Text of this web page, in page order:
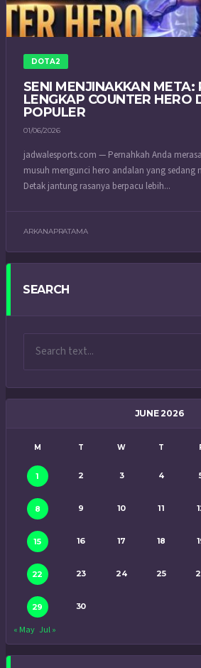
DOTA2
SENI MENJINAKKAN META:
LENGKAP COUNTER HERO
POPULER
01/06/2026
jadwalesports.com — Pernahkah Anda
musuh mengunci hero andalan yang sedang
Detak jantung rasanya berpacu lebih...
ARKANAPRATAMA
SEARCH
JUNE 2026
M T W T
1 2 3 4
8 9 10 11
15 16 17 18
22 23 24 25
29 30
« May Jul »